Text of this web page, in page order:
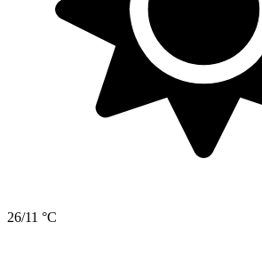
26/11 °C